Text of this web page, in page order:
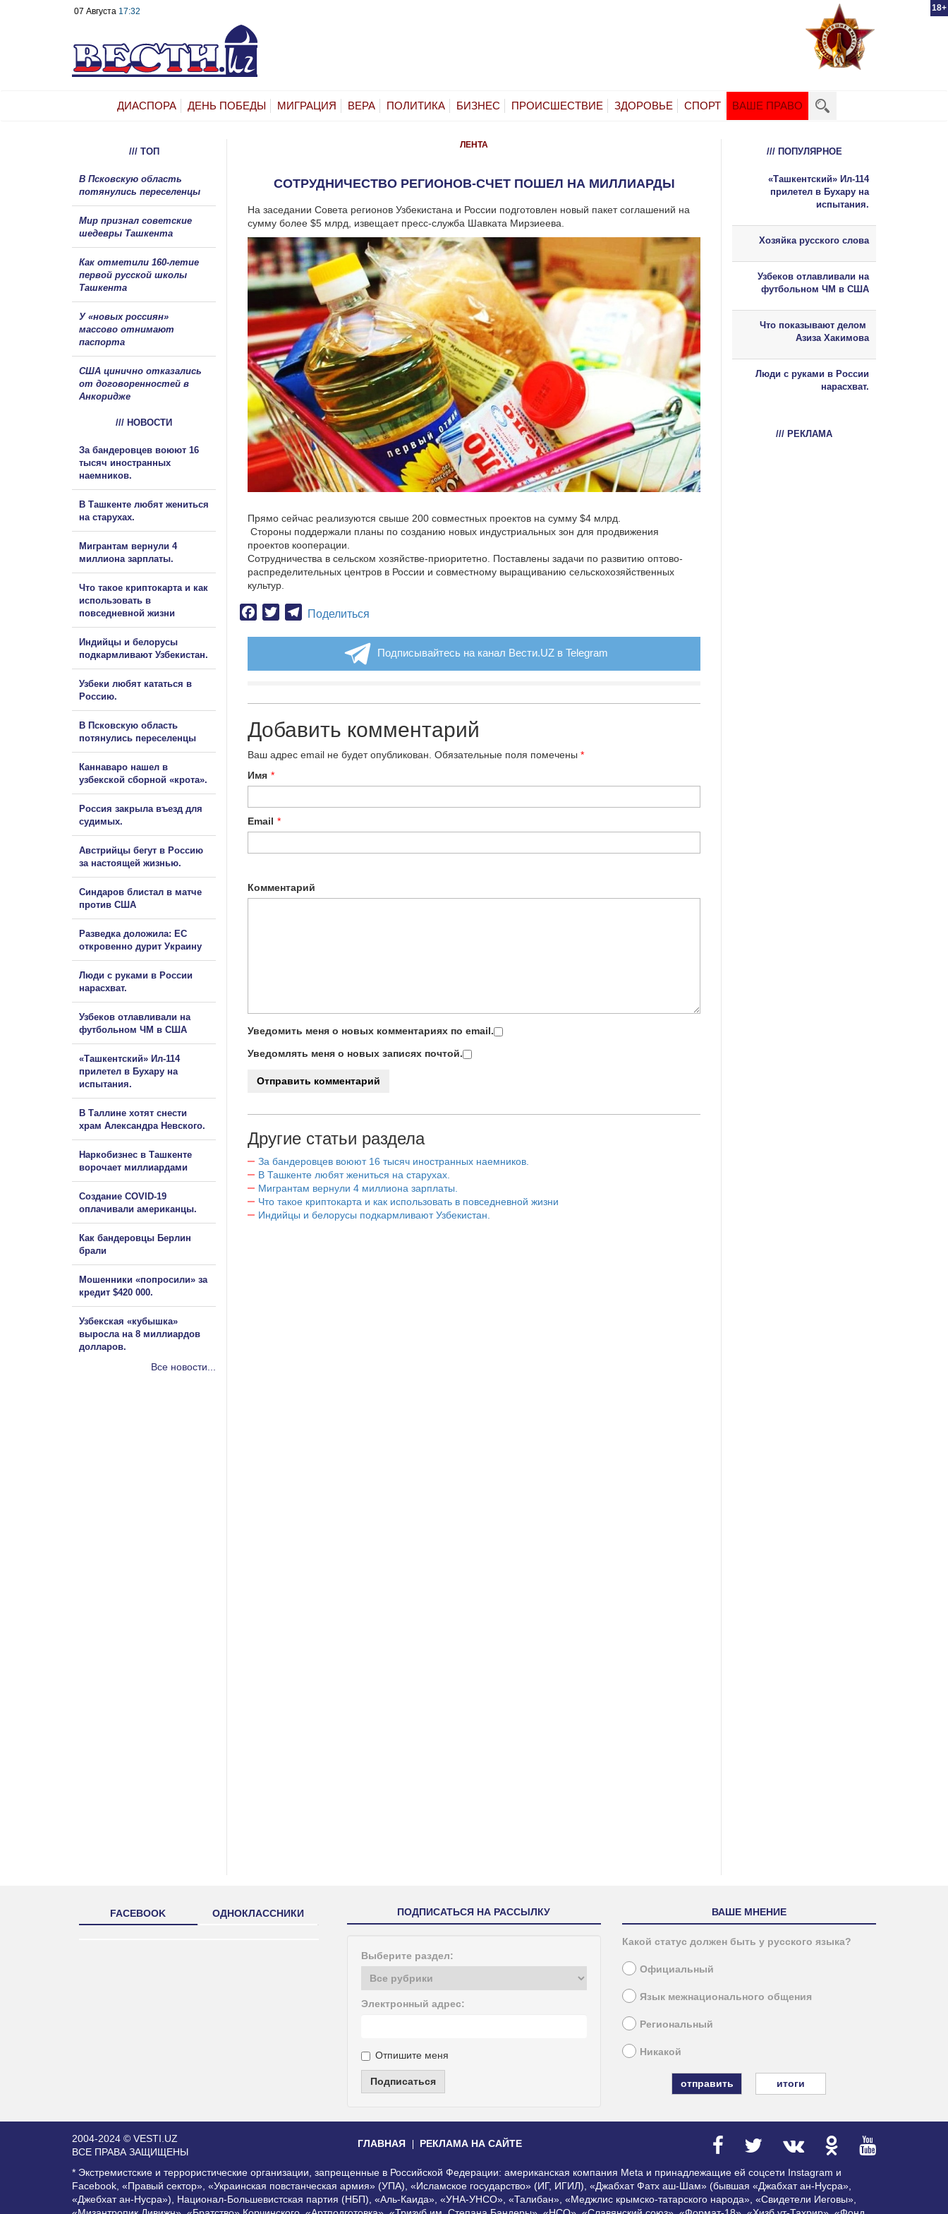
18+
07 Августа 17:32
ДИАСПОРА ДЕНЬ ПОБЕДЫ МИГРАЦИЯ ВЕРА ПОЛИТИКА БИЗНЕС ПРОИСШЕСТВИЕ ЗДОРОВЬЕ СПОРТ ВАШЕ ПРАВО
ЛЕНТА
СОТРУДНИЧЕСТВО РЕГИОНОВ-СЧЕТ ПОШЕЛ НА МИЛЛИАРДЫ
На заседании Совета регионов Узбекистана и России подготовлен новый пакет соглашений на
сумму более $5 млрд, извещает пресс-служба Шавката Мирзиеева.
Прямо сейчас реализуются свыше 200 совместных проектов на сумму $4 млрд.
Стороны поддержали планы по созданию новых индустриальных зон для продвижения
проектов кооперации.
Сотрудничества в сельском хозяйстве-приоритетно. Поставлены задачи по развитию оптово-
распределительных центров в России и совместному выращиванию сельскохозяйственных
культур.
Facebook
TwitterTelegram
Поделиться
Подписывайтесь на канал Вести.UZ в Telegram
Добавить комментарий
Ваш адрес email не будет опубликован. Обязательные поля помечены *
Имя *
Email *
Комментарий
Уведомить меня о новых комментариях по email.
Уведомлять меня о новых записях почтой.
Другие статьи раздела
За бандеровцев воюют 16 тысяч иностранных наемников.
В Ташкенте любят жениться на старухах.
Мигрантам вернули 4 миллиона зарплаты.
Что такое криптокарта и как использовать в повседневной жизни
Индийцы и белорусы подкармливают Узбекистан.
/// ТОП
В Псковскую область
потянулись переселенцы
Мир признал советские
шедевры Ташкента
Как отметили 160-летие
первой русской школы
Ташкента
У «новых россиян»
массово отнимают
паспорта
США цинично отказались
от договоренностей в
Анкоридже
/// НОВОСТИ
За бандеровцев воюют 16
тысяч иностранных
наемников.
В Ташкенте любят жениться
на старухах.
Мигрантам вернули 4
миллиона зарплаты.
Что такое криптокарта и как
использовать в
повседневной жизни
Индийцы и белорусы
подкармливают Узбекистан.
Узбеки любят кататься в
Россию.
В Псковскую область
потянулись переселенцы
Каннаваро нашел в
узбекской сборной «крота».
Россия закрыла въезд для
судимых.
Австрийцы бегут в Россию
за настоящей жизнью.
Синдаров блистал в матче
против США
Разведка доложила: ЕС
откровенно дурит Украину
Люди с руками в России
нарасхват.
Узбеков отлавливали на
футбольном ЧМ в США
«Ташкентский» Ил-114
прилетел в Бухару на
испытания.
В Таллине хотят снести
храм Александра Невского.
Наркобизнес в Ташкенте
ворочает миллиардами
Создание COVID-19
оплачивали американцы.
Как бандеровцы Берлин
брали
Мошенники «попросили» за
кредит $420 000.
Узбекская «кубышка»
выросла на 8 миллиардов
долларов.
Все новости...
/// ПОПУЛЯРНОЕ
«Ташкентский» Ил-114
прилетел в Бухару на
испытания.
Хозяйка русского слова
Узбеков отлавливали на
футбольном ЧМ в США
Что показывают делом
Азиза Хакимова
Люди с руками в России
нарасхват.
/// РЕКЛАМА
FACEBOOK ОДНОКЛАССНИКИ ПОДПИСАТЬСЯ НА РАССЫЛКУ
Выберите раздел:
Электронный адрес:
Отпишите меня
Подписаться
ВАШЕ МНЕНИЕ
Какой статус должен быть у русского языка?
Официальный
Язык межнационального общения
Региональный
Никакой
итоги
2004-2024 © VESTI.UZ
ВСЕ ПРАВА ЗАЩИЩЕНЫ
ГЛАВНАЯ РЕКЛАМА НА САЙТЕ
* Экстремистские и террористические организации, запрещенные в Российской Федерации: американская компания Meta и принадлежащие ей соцсети Instagram и
Facebook, «Правый сектор», «Украинская повстанческая армия» (УПА), «Исламское государство» (ИГ, ИГИЛ), «Джабхат Фатх аш-Шам» (бывшая «Джабхат ан-Нусра»,
«Джебхат ан-Нусра»), Национал-Большевистская партия (НБП), «Аль-Каида», «УНА-УНСО», «Талибан», «Меджлис крымско-татарского народа», «Свидетели Иеговы»,